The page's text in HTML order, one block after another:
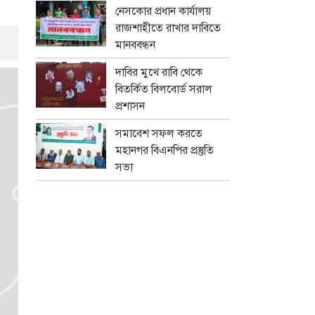
নেসকোর প্রধান কার্যালয়
রাজশাহীতে রাখার দাবিতে
মানববন্ধন
দাবির মুখে রাবি থেকে
বিতর্কিত বিলবোর্ড সরাল
প্রশাসন
সমাবেশ সফল করতে
মহানগর বিএনপির প্রস্তুতি
সভা